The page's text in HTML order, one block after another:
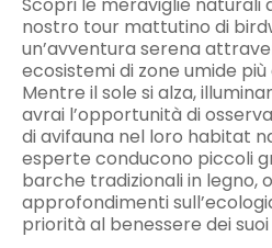
nostro tour mattutino di
un’avventura serena
ecosistemi di zone umide più
Mentre il sole si alza,
avrai l’opportunità di
di avifauna nel loro habitat
esperte conducono piccoli
barche tradizionali in legno,
approfondimenti
priorità al benessere dei